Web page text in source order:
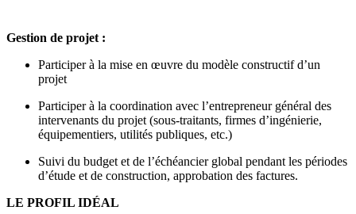
Gestion de projet :
Participer à la mise en œuvre du modèle constructif d’un
projet
Participer à la coordination avec l’entrepreneur général des
intervenants du projet (sous-traitants, firmes d’ingénierie,
équipementiers, utilités publiques, etc.)
Suivi du budget et de l’échéancier global pendant les périodes
d’étude et de construction, approbation des factures.
LE PROFIL IDÉAL